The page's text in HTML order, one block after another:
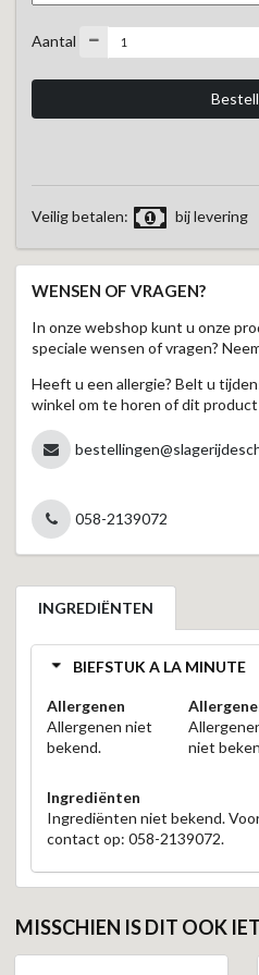
Aantal
Veilig betalen: bij levering
WENSEN OF VRAGEN?
In onze webshop kunt u onze
speciale wensen of vragen?
Heeft u een allergie? Belt u
winkel om te horen of dit
058-2139072
INGREDIËNTEN
BIEFSTUK A LA MINUTE
Allergenen
Allergenen niet
bekend.
niet
Ingrediënten
Ingrediënten niet bekend.
contact op: 058-2139072.
MISSCHIEN IS DIT OOK